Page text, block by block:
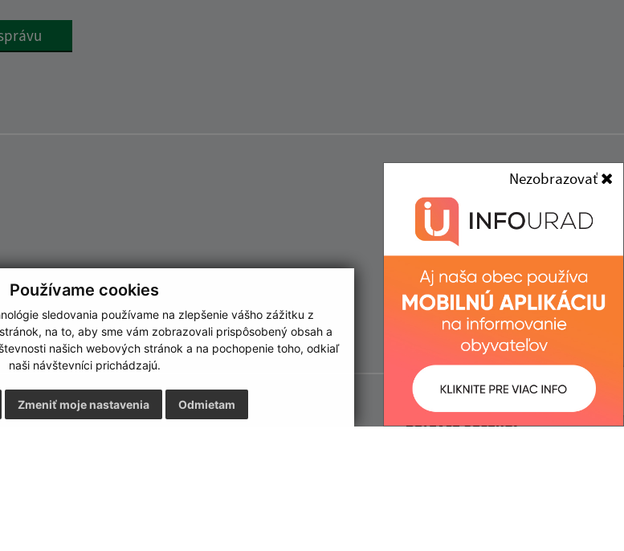
Používame cookies
sledovania používame na zlepšenie vášho zážitku z
na to, aby sme vám zobrazovali prispôsobený obsah a
našich webových stránok a na pochopenie toho, odkiaľ
naši návštevníci prichádzajú.
Odmietam
Zmeniť moje nastavenia
Nezobrazovať
odkazy: Aktualizované: Správca obsahu: